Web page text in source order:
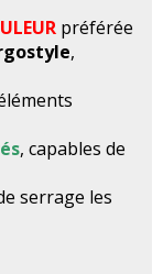
préférée
,
, capables de
serrage les